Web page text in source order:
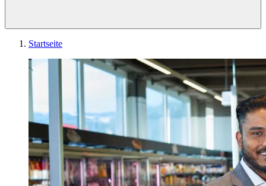
Startseite